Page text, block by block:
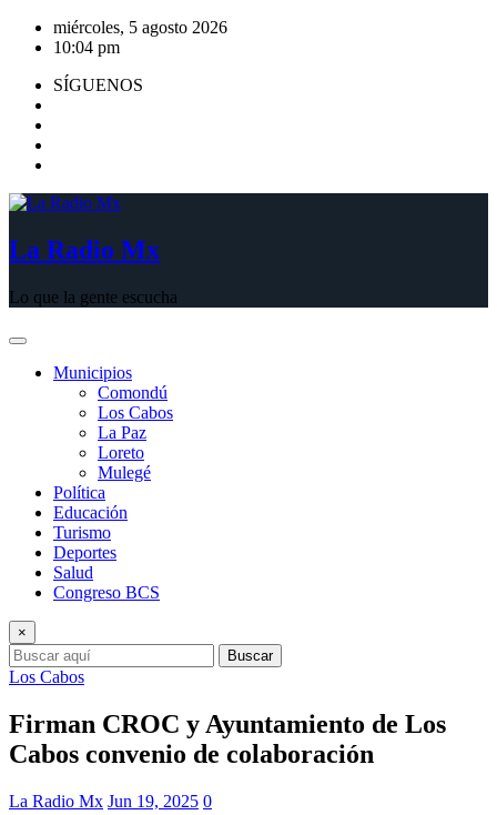
Saltar
miércoles, 5 agosto 2026
10:04 pm
SÍGUENOS
La Radio Mx
Lo que la gente escucha
Municipios
Comondú
Los Cabos
La Paz
Loreto
Mulegé
Política
Educación
Turismo
Deportes
Salud
Congreso BCS
×
Buscar
Los Cabos
Firman CROC y Ayuntamiento de Los
Cabos convenio de colaboración
La Radio Mx Jun 19, 2025 0